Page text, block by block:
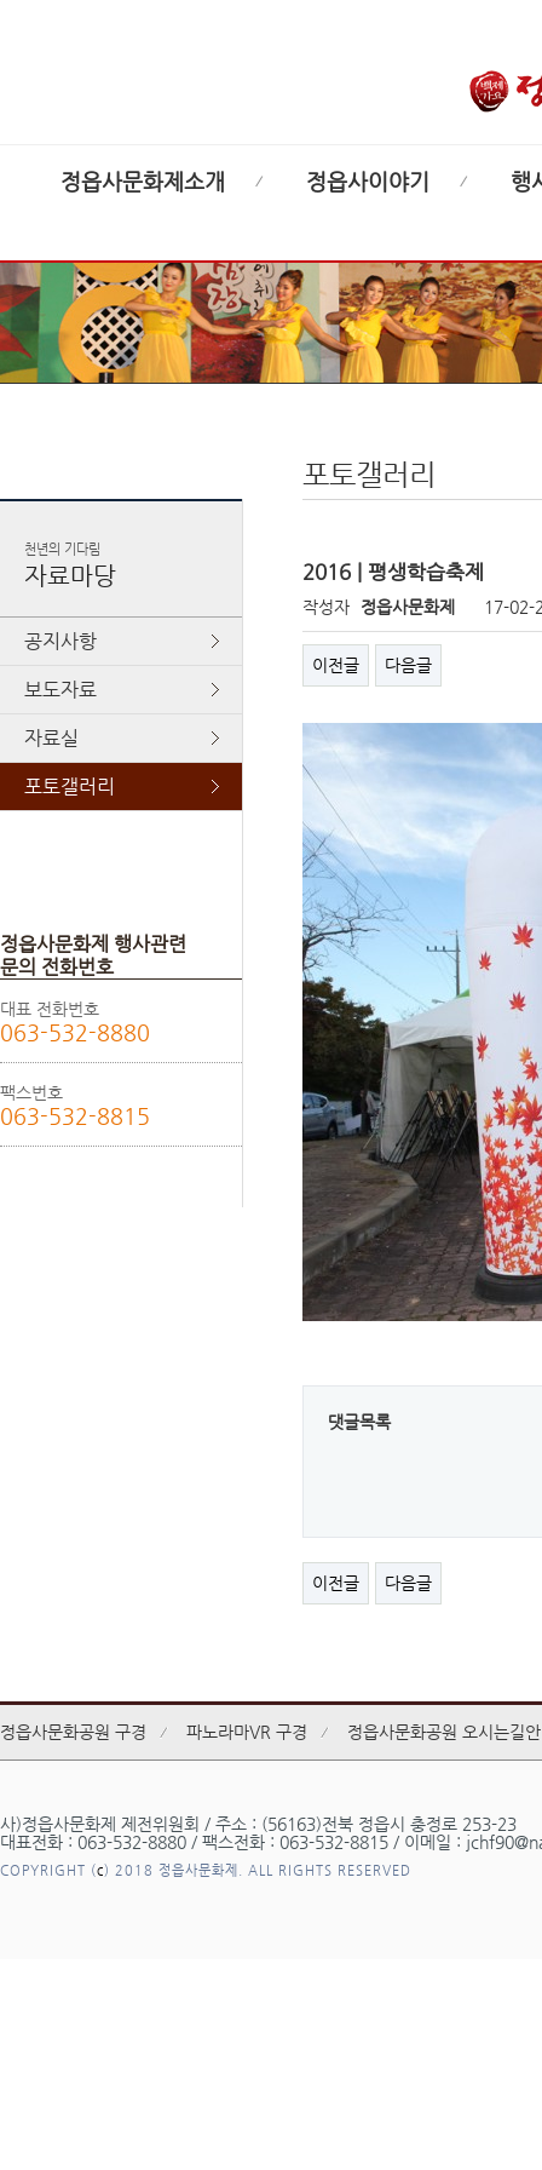
정읍사문화제소개 정읍사이야기 행
천년의 기다림
자료마당
공지사항
보도자료
자료실
포토갤러리
정읍사문화제 행사관련
문의 전화번호
대표 전화번호
063-532-8880
팩스번호
063-532-8815
포토갤러리
2016 | 평생학습축제
작성자 정읍사문화제 17-02-
이전글 다음글
댓글목록
이전글 다음글
정읍사문화공원 구경 파노라마VR 구경 정읍사문화공원 오시는길
사)정읍사문화제 제전위원회 / 주소 : (56163)전북 정읍시 충정로 253-23
대표전화 : 063-532-8880 / 팩스전화 : 063-532-8815 / 이메일 :
COPYRIGHT (c) 2018 정읍사문화제. ALL RIGHTS RESERVED